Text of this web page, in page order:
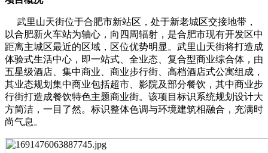
武里山天街位于合肥市新站区，处于新老城区交接地带，
以合肥新火车站为轴心，向四周辐射，是合肥市现有开发区中
距离主城区最近的区域，区位优势明显。武里山天街将打造成
体验式生活中心，即一站式、全业态、复合型商业综合体，由
五星级酒店、集中商业、商业步行街、高档酒店式公寓组成，
其业态规划集中商业包括超市、影院及部分餐饮，其中商业步
行街打造成餐饮特色主题商业街。该项目标识系统规划设计大
方简洁，一目了然。标识整体色调与环境建筑相融合，充满时
尚气息。